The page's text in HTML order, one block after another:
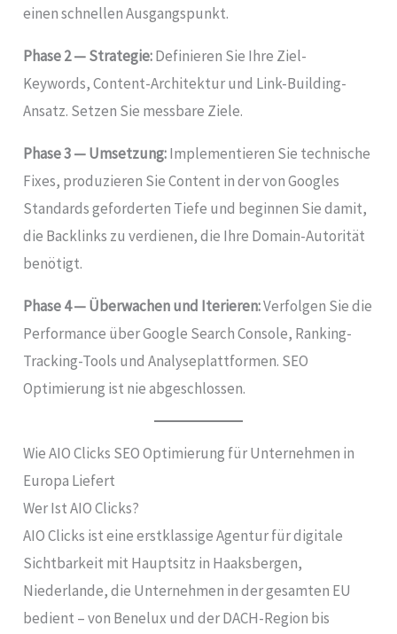
einen schnellen Ausgangspunkt.
Phase 2 — Strategie:Definieren Sie Ihre Ziel-
Keywords, Content-Architektur und Link-Building-
Ansatz. Setzen Sie messbare Ziele.
Phase 3 — Umsetzung:Implementieren Sie technische
Fixes, produzieren Sie Content in der von Googles
Standards geforderten Tiefe und beginnen Sie damit,
die Backlinks zu verdienen, die Ihre Domain-Autorität
benötigt.
Phase 4 — Überwachen und Iterieren:Verfolgen Sie die
Performance über Google Search Console, Ranking-
Tracking-Tools und Analyseplattformen. SEO
Optimierung ist nie abgeschlossen.
Wie AIO Clicks SEO Optimierung für Unternehmen in
Europa Liefert
Wer Ist AIO Clicks?
AIO Clicks ist eine erstklassige Agentur für digitale
Sichtbarkeit mit Hauptsitz in Haaksbergen,
Niederlande, die Unternehmen in der gesamten EU
bedient – von Benelux und der DACH-Region bis